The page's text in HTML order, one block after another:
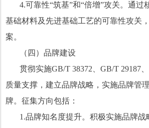
4.可靠性“筑基”和“倍增”攻关。通
基础材料及先进基础工艺的可靠性攻关
案。
（四）品牌建设
贯彻实施GB/T 38372 GB/T 29187
质量支撑，建立品牌战略，实施品牌管
牌。征集方向包括：
1.品牌知名度提升。积极实施品牌